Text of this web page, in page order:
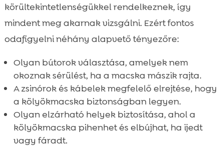
körültekintetlenségükkel rendelkeznek, így
mindent meg akarnak vizsgálni. Ezért fontos
odafigyelni néhány alapvető tényezőre:
Olyan bútorok választása, amelyek nem
okoznak sérülést, ha a macska mászik rajta.
A zsinórok és kábelek megfelelő elrejtése, hogy
a kölyökmacska biztonságban legyen.
Olyan elzárható helyek biztosítása, ahol a
kölyökmacska pihenhet és elbújhat, ha ijedt
vagy fáradt.